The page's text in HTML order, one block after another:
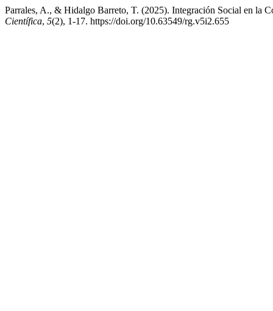
Parrales, A., & Hidalgo Barreto, T. (2025). Integración Social en la
Científica, 5(2), 1-17. https://doi.org/10.63549/rg.v5i2.655